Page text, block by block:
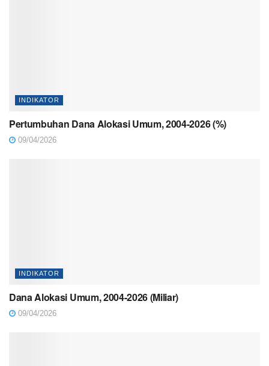
INDIKATOR
Pertumbuhan Dana Alokasi Umum, 2004-2026 (%)
09/04/2026
INDIKATOR
Dana Alokasi Umum, 2004-2026 (Miliar)
09/04/2026